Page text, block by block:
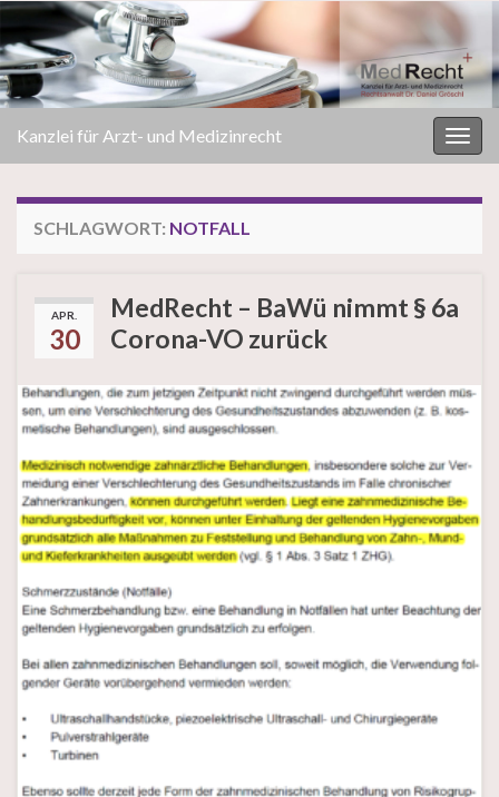
Kanzlei für Arzt- und Medizinrecht
SCHLAGWORT: NOTFALL
APR.
30
MedRecht – BaWü nimmt § 6a
Corona-VO zurück